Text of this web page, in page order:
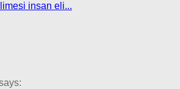
insan eli...